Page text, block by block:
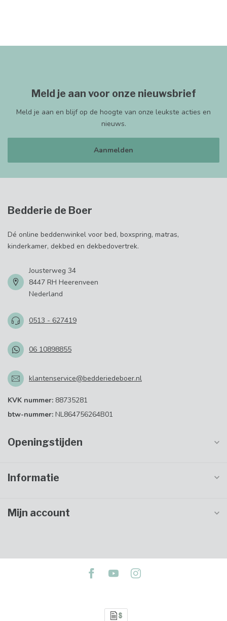
Meld je aan voor onze nieuwsbrief
Meld je aan en blijf op de hoogte van onze leukste acties en
nieuws.
Aanmelden
Bedderie de Boer
Dé online beddenwinkel voor bed, boxspring, matras,
kinderkamer, dekbed en dekbedovertrek.
Jousterweg 34
8447 RH Heerenveen
Nederland
0513 - 627419
06 10898855
klantenservice@bedderiedeboer.nl
KVK nummer: 88735281
btw-nummer: NL864756264B01
Openingstijden
Informatie
Mijn account